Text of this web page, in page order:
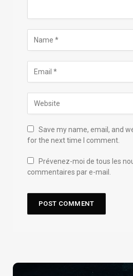
Save my name, email, and
for the next time I comment.
Prévenez-moi de tous les
commentaires par e-mail.